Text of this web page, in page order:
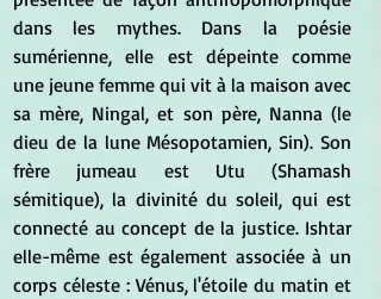
dans les mythes. Dans la poésie
sumérienne, elle est dépeinte comme
une jeune femme qui vit à la maison avec
sa mère, Ningal, et son père, Nanna
dieu de la lune Mésopotamien, Sin). Son
frère jumeau est Utu (Shamash
sémitique), la divinité du soleil, qui est
connecté au concept de la justice. Ishtar
elle-même est également associée à un
corps céleste : Vénus, l'étoile du matin et